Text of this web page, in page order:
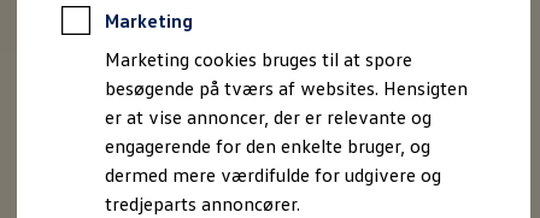
Marketing
Marketing cookies bruges til at spore
besøgende på tværs af websites. Hensigten
er at vise annoncer, der er relevante og
engagerende for den enkelte bruger, og
dermed mere værdifulde for udgivere og
tredjeparts annoncører.
Servicefordele
Digitale ekstrafunktioner
Se tjenesterne til din model
Volkswagen-apps, login og shop
Forbind mobiltelefonen med bilen
Opdateringer til software, kort og radio
Fleet Interface Data
MinVolkswagen
Digital instruktionsbog
Tilbehør